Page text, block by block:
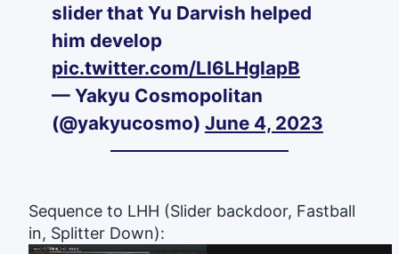
slider that Yu Darvish helped
him develop
pic.twitter.com/LI6LHgIapB
— Yakyu Cosmopolitan
(@yakyucosmo) June 4, 2023
Sequence to LHH (Slider backdoor, Fastball
in, Splitter Down):